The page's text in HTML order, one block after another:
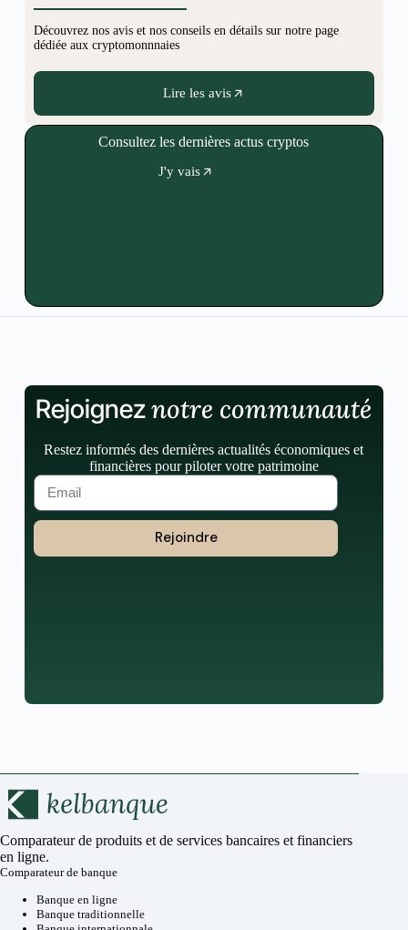
Découvrez nos avis et nos conseils en détails sur notre page
dédiée aux cryptomonnnaies
Lire les avis
Consultez les dernières actus cryptos
J'y vais
Rejoigneznotre communauté
Restez informés des dernières actualités économiques et
financières pour piloter votre patrimoine
Rejoindre
Comparateur de produits et de services bancaires et financiers
en ligne.
Comparateur de banque
Banque en ligne
Banque traditionnelle